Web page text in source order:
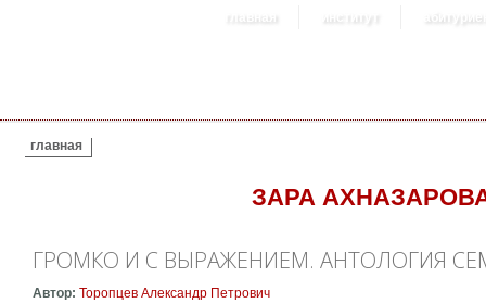
главная институт
ВЫ ЗДЕСЬ
главная
ЗАРА
ГРОМКО И С ВЫРАЖЕНИЕМ. АНТОЛОГИЯ
Автор: Торопцев Александр Петрович